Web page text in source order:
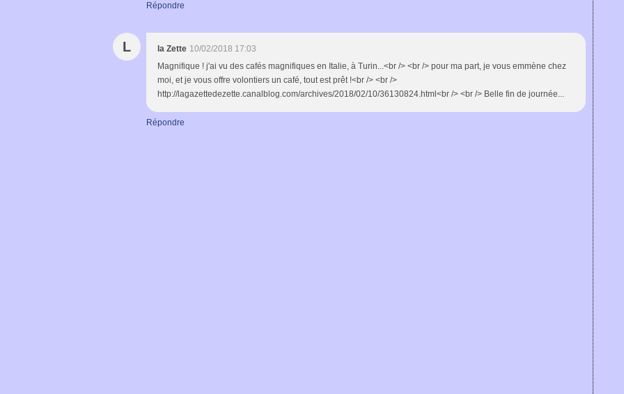
Répondre
L la Zette 10/02/2018 17:03
Magnifique ! j'ai vu des cafés magnifiques en Italie, à Turin...<br /> <br /> pour ma part, je vous emmène chez
moi, et je vous offre volontiers un café, tout est prêt !<br /> <br />
http://lagazettedezette.canalblog.com/archives/2018/02/10/36130824.html<br /> <br /> Belle fin de journée...
Répondre